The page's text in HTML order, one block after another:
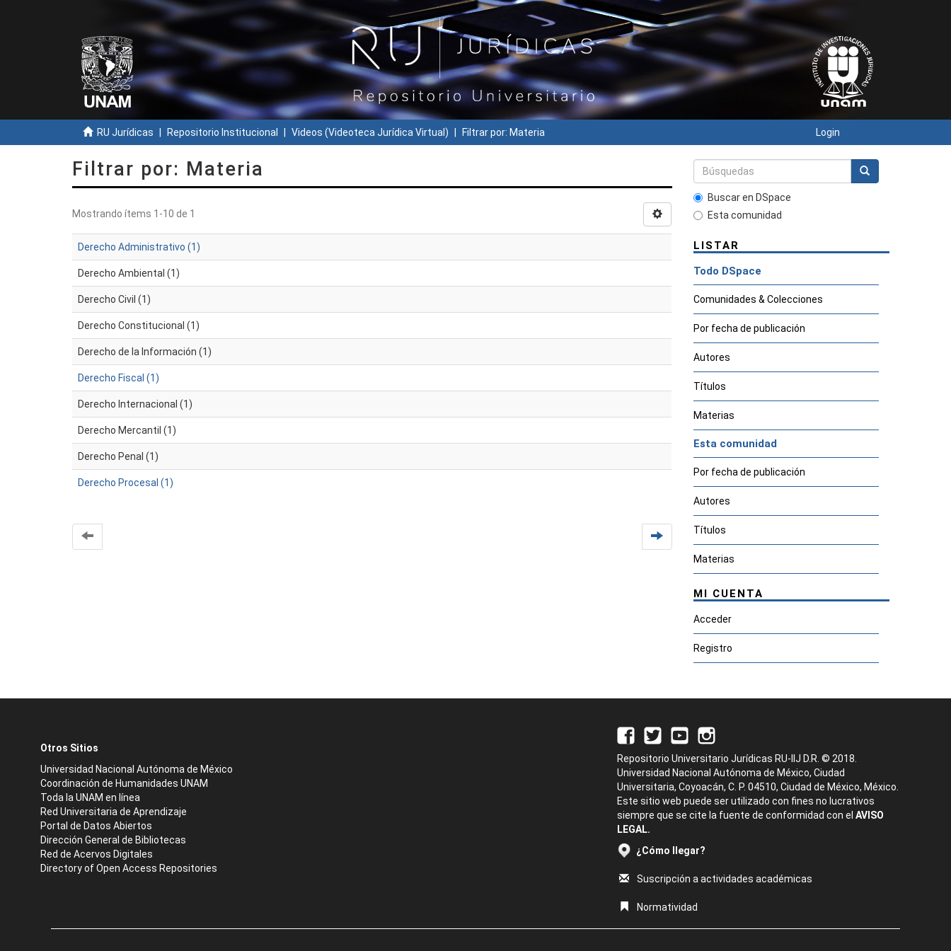
RU Jurídicas Repositorio Institucional Videos (Videoteca Jurídica Virtual) Filtrar por: Materia Login
Filtrar por: Materia
Mostrando ítems 1-10 de 1
Derecho Administrativo (1)
Derecho Ambiental (1)
Derecho Civil (1)
Derecho Constitucional (1)
Derecho de la Información (1)
Derecho Fiscal (1)
Derecho Internacional (1)
Derecho Mercantil (1)
Derecho Penal (1)
Derecho Procesal (1)
Buscar en DSpace
Esta comunidad
LISTAR
Todo DSpace
Comunidades & Colecciones
Por fecha de publicación
Autores
Títulos
Materias
Esta comunidad
Por fecha de publicación
Autores
Títulos
Materias
MI CUENTA
Acceder
Registro
Otros Sitios
Universidad Nacional Autónoma de México
Coordinación de Humanidades UNAM
Toda la UNAM en línea
Red Universitaria de Aprendizaje
Portal de Datos Abiertos
Dirección General de Bibliotecas
Red de Acervos Digitales
Directory of Open Access Repositories
Repositorio Universitario Jurídicas RU-IIJ D.R. © 2018.
Universidad Nacional Autónoma de México, Ciudad
Universitaria, Coyoacán, C. P. 04510, Ciudad de México, México.
Este sitio web puede ser utilizado con fines no lucrativos
siempre que se cite la fuente de conformidad con el AVISO
LEGAL.
¿Cómo llegar?
Suscripción a actividades académicas
Normatividad